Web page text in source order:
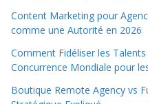
Content Marketing pour
comme une Autorité en 2026
Comment Fidéliser les
Concurrence Mondiale pour
Boutique Remote Agency vs